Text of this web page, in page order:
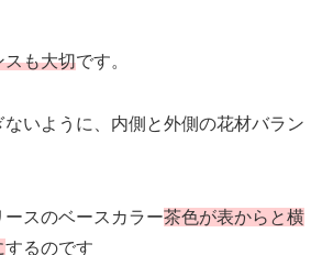
スも大切です。
いように、内側と外側の花材バラン
スのベースカラー茶色が表からと横
するのです